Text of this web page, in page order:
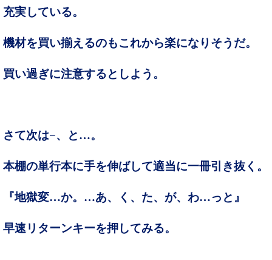
充実している。
機材を買い揃えるのもこれから楽になりそうだ。
買い過ぎに注意するとしよう。
さて次は−、と…。
本棚の単行本に手を伸ばして適当に一冊引き抜く。
『地獄変…か。…あ、く、た、が、わ…っと』
早速リターンキーを押してみる。